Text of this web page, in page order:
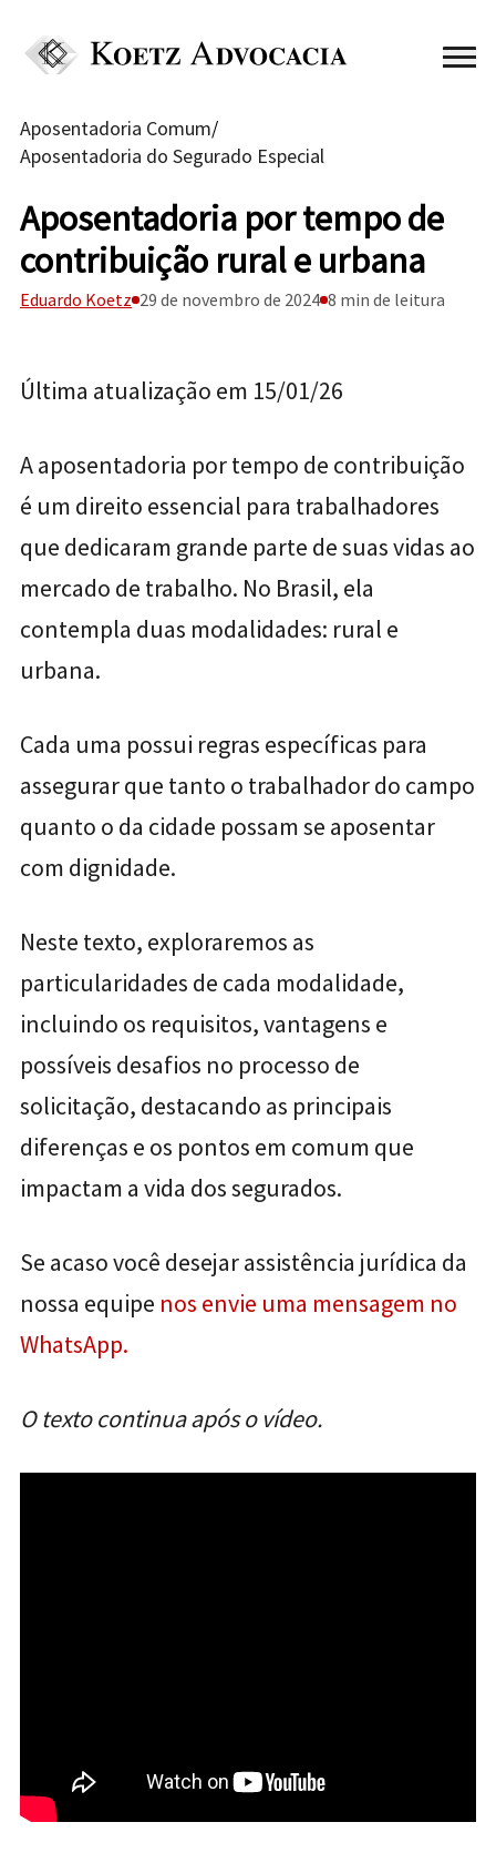
Aposentadoria Comum/
Aposentadoria do Segurado Especial
Aposentadoria por tempo de
contribuição rural e urbana
Eduardo Koetz 29 de novembro de 2024 8 min de leitura
Última atualização em 15/01/26
A aposentadoria por tempo de contribuição
é um direito essencial para trabalhadores
que dedicaram grande parte de suas vidas ao
mercado de trabalho. No Brasil, ela
contempla duas modalidades: rural e
urbana.
Cada uma possui regras específicas para
assegurar que tanto o trabalhador do campo
quanto o da cidade possam se aposentar
com dignidade.
Neste texto, exploraremos as
particularidades de cada modalidade,
incluindo os requisitos, vantagens e
possíveis desafios no processo de
solicitação, destacando as principais
diferenças e os pontos em comum que
impactam a vida dos segurados.
Se acaso você desejar assistência jurídica da
nossa equipe nos envie uma mensagem no
WhatsApp.
O texto continua após o vídeo.